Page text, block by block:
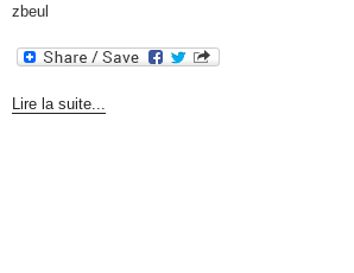
zbeul
Lire la suite...